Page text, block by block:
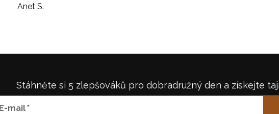
Anet S.
Stáhněte si 5 zlepšováků pro dobradružný den a získejte
E-mail